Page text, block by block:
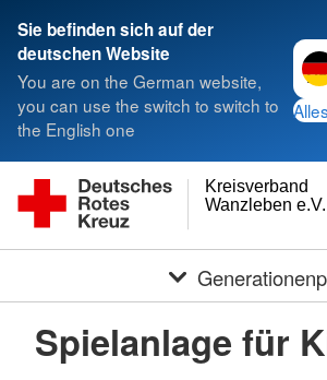
Sie befinden sich auf der
deutschen Website
You are on the German website,
you can use the switch to switch to
the English one
Wanzleben e.V.
Kreisverband
Spielanlage für